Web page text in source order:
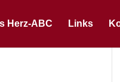
Herz-ABC Links